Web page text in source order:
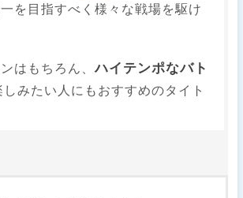
を目指すべく様々な戦場を駆け
はもちろん、ハイテンポなバト
しみたい人にもおすすめのタイト